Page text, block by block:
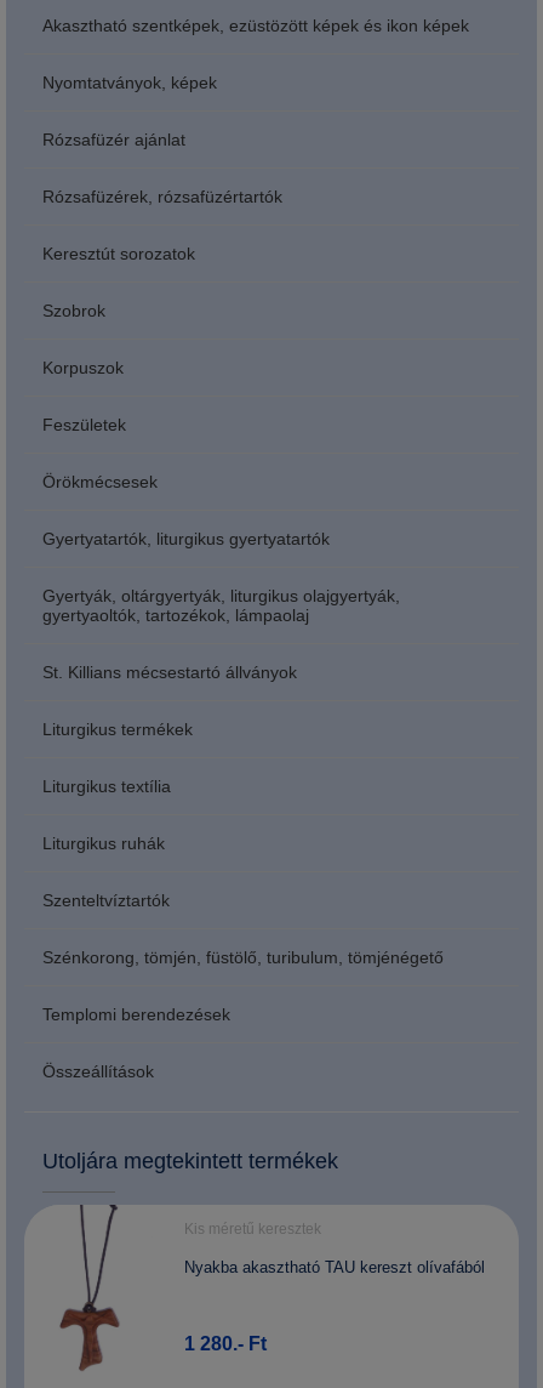
Akasztható szentképek, ezüstözött képek és ikon képek
Nyomtatványok, képek
Rózsafüzér ajánlat
Rózsafüzérek, rózsafüzértartók
Keresztút sorozatok
Szobrok
Korpuszok
Feszületek
Örökmécsesek
Gyertyatartók, liturgikus gyertyatartók
Gyertyák, oltárgyertyák, liturgikus olajgyertyák,
gyertyaoltók, tartozékok, lámpaolaj
St. Killians mécsestartó állványok
Liturgikus termékek
Liturgikus textília
Liturgikus ruhák
Szenteltvíztartók
Szénkorong, tömjén, füstölő, turibulum, tömjénégető
Templomi berendezések
Összeállítások
Utoljára megtekintett termékek
Kis méretű keresztek
Nyakba akasztható TAU kereszt olívafából
1 280.- Ft